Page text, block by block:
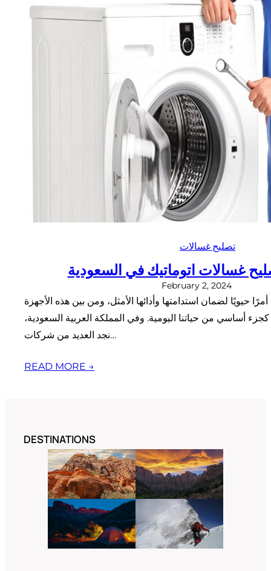
تصليح غسالات
غسالات اتوماتيك في السعودية
February 2, 2024
أمرًا حيويًا لضمان استدامتها وأدائها الأمثل، ومن بين هذه الأجهزة
كجزء أساسي من حياتنا اليومية. وفي المملكة العربية السعودية،
نجد العديد من شركات…
READ MORE →
DESTINATIONS